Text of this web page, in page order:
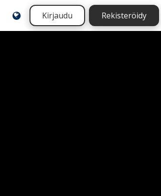
Kirjaudu Rekisteröidy